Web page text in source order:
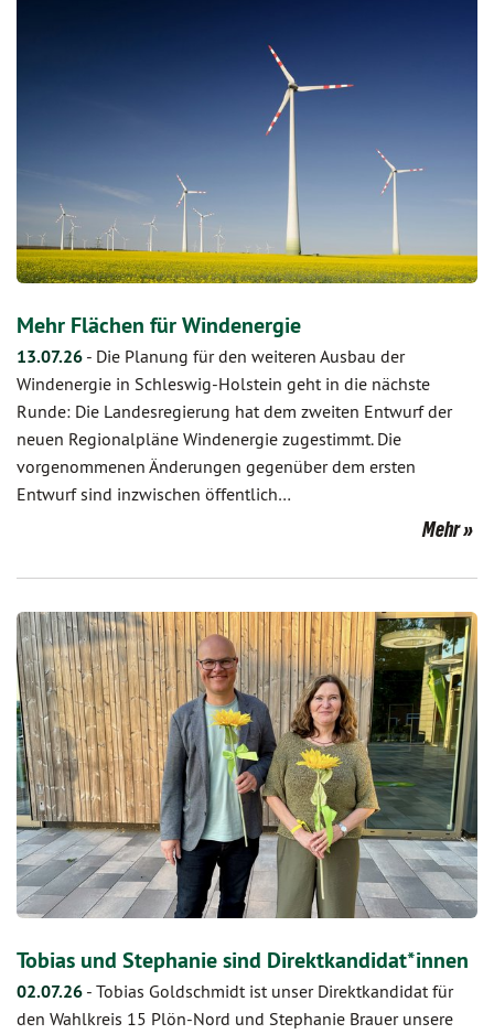
Mehr Flächen für Windenergie
13.07.26 - Die Planung für den weiteren Ausbau der
Windenergie in Schleswig-Holstein geht in die nächste
Runde: Die Landesregierung hat dem zweiten Entwurf der
neuen Regionalpläne Windenergie zugestimmt. Die
vorgenommenen Änderungen gegenüber dem ersten
Entwurf sind inzwischen öffentlich…
Mehr
Tobias und Stephanie sind Direktkandidat*innen
02.07.26 - Tobias Goldschmidt ist unser Direktkandidat für
den Wahlkreis 15 Plön-Nord und Stephanie Brauer unsere